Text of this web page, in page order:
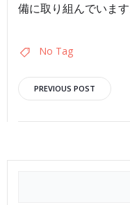
備に取り組んでいます
No Tag
投
稿
ナ
PREVIOUS POST